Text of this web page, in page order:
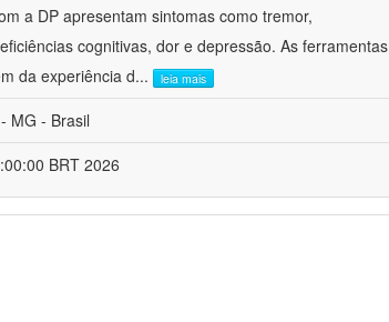
a DP apresentam sintomas como tremor,
cognitivas, dor e depressão. As ferramentas
da experiência d... leia mais
MG - Brasil
BRT 2026